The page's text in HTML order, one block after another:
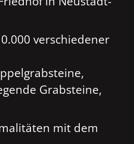
verschiedener
Grabsteine,
mit dem